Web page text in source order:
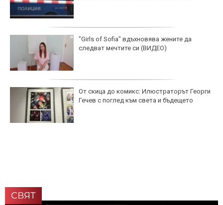
"Girls of Sofia" вдъхновява жените да
следват мечтите си (ВИДЕО)
От скица до комикс: Илюстраторът Георги
Гечев с поглед към света и бъдещето
СВЯТ